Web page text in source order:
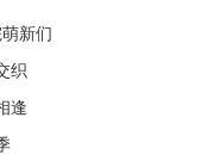
新们
织
逢